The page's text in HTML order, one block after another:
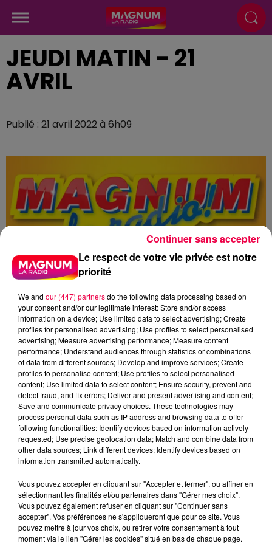
JEUDI MATIN - 21
AVRIL
Publié : 21 avril 2022 à 6h09
Flash infos
Crédit :Flash infos
podcasts/2022/04/2022-04-21-08-09-
03_2022_04_21_8H_21042022.mp3
Le respect de votre vie privée est notre
priorité
We and our (447) partnersdo the following data processing based on
your consent and/or our legitimate interest: Store and/or access
information on a device; Use limited data to select advertising; Create
profiles for personalised advertising; Use profiles to select personalised
advertising; Measure advertising performance; Measure content
performance; Understand audiences through statistics or combinations
of data from different sources; Develop and improve services; Create
profiles to personalise content; Use profiles to select personalised
content; Use limited data to select content; Ensure security, prevent and
detect fraud, and fix errors; Deliver and present advertising and content;
Save and communicate privacy choices. These technologies may
process personal data such as IP address and browsing data to offer
following functionalities: Identify devices based on information actively
requested; Use precise geolocation data; Match and combine data from
other data sources; Link different devices; Identify devices based on
information transmitted automatically.
Vous pouvez accepter en cliquant sur "Accepter et fermer", ou affiner en
sélectionnant les finalités et/ou partenaires dans "Gérer mes choix".
Vous pouvez également refuser en cliquant sur "Continuer sans
accepter". Vos préférences ne s'appliqueront que pour ce site. Vous
pouvez mettre à jour vos choix, ou retirer votre consentement à tout
moment via le lien "Gérer les cookies" situé en bas de chaque page.
Continuer sans accepter